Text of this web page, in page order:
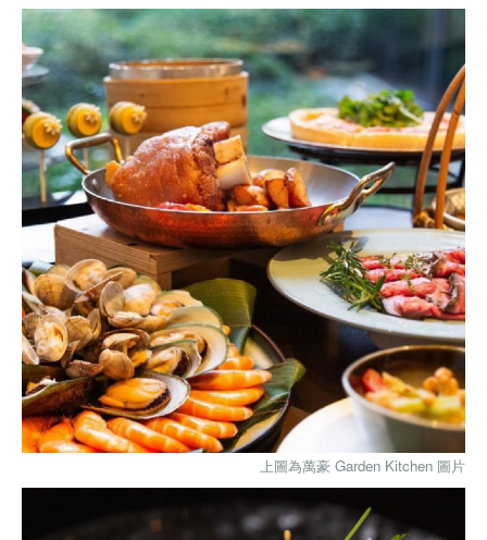
上圖為萬豪 Garden Kitchen 圖片